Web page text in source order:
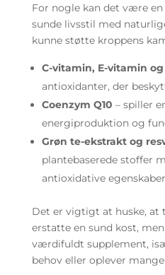
For nogle kan det være
sunde livsstil med
kunne støtte kroppens
C-vitamin, E-vitamin og
antioxidanter, der
Coenzym Q10 – spiller
energiproduktion og
Grøn te-ekstrakt og
plantebaserede stoffer
antioxidative
Det er vigtigt at huske, at
erstatte en sund kost,
værdifuldt supplement,
behov eller oplever